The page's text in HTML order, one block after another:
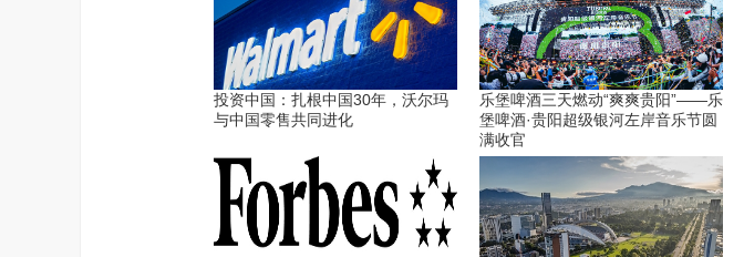
投资中国：扎根中国30年，沃尔玛
与中国零售共同进化
乐堡啤酒三天燃动“爽爽贵阳”——乐
堡啤酒·贵阳超级银河左岸音乐节圆
满收官